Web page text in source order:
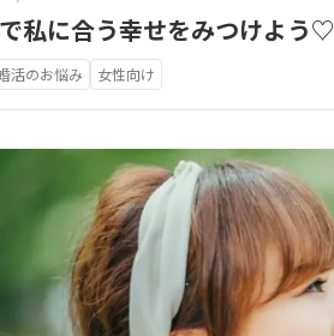
私に合う幸せをみつけよう♡
活のお悩み 女性向け